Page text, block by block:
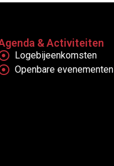
& Activiteiten
Logebijeenkomsten
Openbare evenementen